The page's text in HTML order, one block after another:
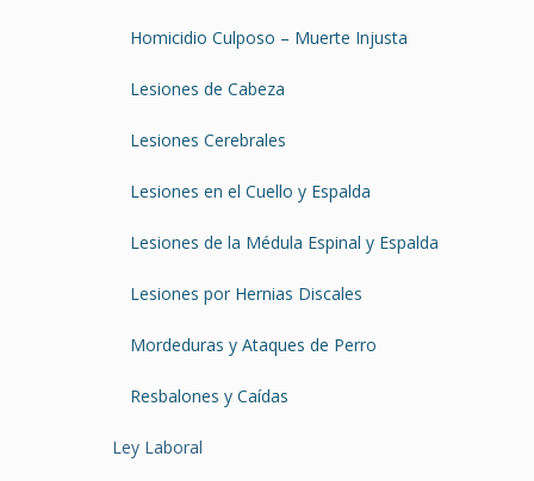
Homicidio Culposo – Muerte Injusta
Lesiones de Cabeza
Lesiones Cerebrales
Lesiones en el Cuello y Espalda
Lesiones de la Médula Espinal y Espalda
Lesiones por Hernias Discales
Mordeduras y Ataques de Perro
Resbalones y Caídas
Ley Laboral